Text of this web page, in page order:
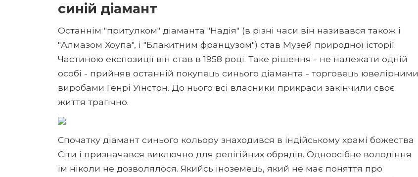
синій діамант
Останнім "притулком" діаманта "Надія" (в різні часи він називався також і
"Алмазом Хоупа", і "Блакитним французом") став Музей природної історії.
Частиною експозиції він став в 1958 році. Таке рішення - не належати одній
особі - прийняв останній покупець синього діаманта - торговець ювелірними
виробами Генрі Уїнстон. До нього всі власники прикраси закінчили своє
життя трагічно.
Спочатку діамант синього кольору знаходився в індійському храмі божества
Сіти і призначався виключно для релігійних обрядів. Одноосібне володіння
їм ніколи не дозволялося. Якийсь іноземець, який не має поняття про